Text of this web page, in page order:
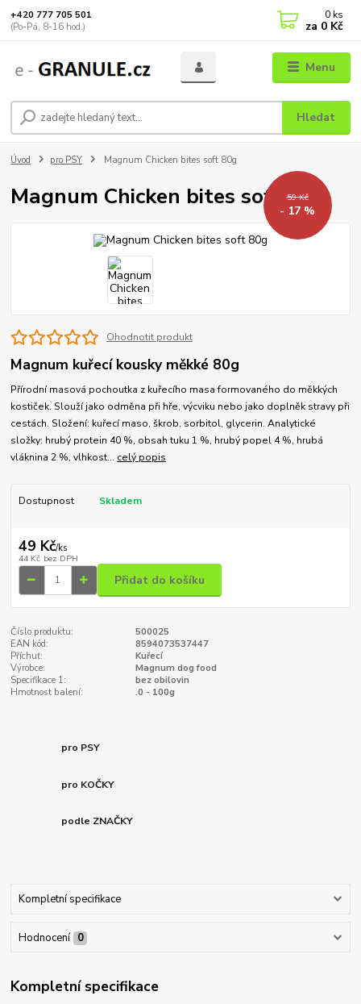
Menu
Hledat
+420 777 705 501
(Po-Pá, 8-16 hod.)
0 ks
za 0 Kč
Úvod pro PSY Magnum Chicken bites soft 80g
Magnum Chicken bites soft 80g
59 Kč
- 17 %
Ohodnotit produkt
Magnum kuřecí kousky měkké 80g
Přírodní masová pochoutka z kuřecího masa formovaného do měkkých
kostiček. Slouží jako odměna při hře, výcviku nebo jako doplněk stravy při
cestách. Složení: kuřecí maso, škrob, sorbitol, glycerin. Analytické
složky: hrubý protein 40 %, obsah tuku 1 %, hrubý popel 4 %, hrubá
vláknina 2 %, vlhkost... celý popis
Dostupnost Skladem
49 Kč/ks
44 Kč bez DPH
Přidat do košíku
Číslo produktu:
500025
EAN kód:
8594073537447
Příchuť:
Kuřecí
Výrobce:
Magnum dog food
Specifikace 1:
bez obilovin
Hmotnost balení:
.0 - 100g
pro PSY
pro KOČKY
podle ZNAČKY
Kompletní specifikace
Hodnocení 0
Kompletní specifikace